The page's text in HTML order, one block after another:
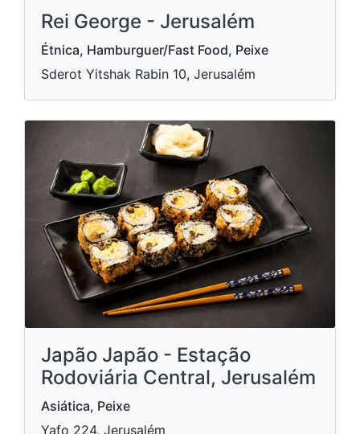
Rei George - Jerusalém
Étnica, Hamburguer/Fast Food, Peixe
Sderot Yitshak Rabin 10, Jerusalém
Japão Japão - Estação
Rodoviária Central, Jerusalém
Asiática, Peixe
Yafo 224, Jerusalém